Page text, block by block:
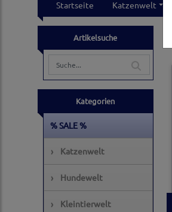
Startseite Katzenwelt
Artikelsuche
Kategorien
% SALE %
› Katzenwelt
› Hundewelt
› Kleintierwelt